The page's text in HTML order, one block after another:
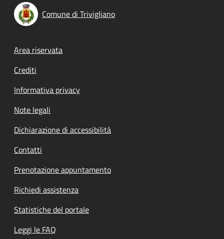
Comune di Trivigliano
Footer menu
Area riservata
Crediti
Informativa privacy
Note legali
Dichiarazione di accessibilità
Contatti
Prenotazione appuntamento
Richiedi assistenza
Statistiche del portale
Leggi le FAQ